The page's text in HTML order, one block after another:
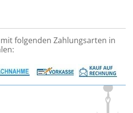
folgenden Zahlungsarten in